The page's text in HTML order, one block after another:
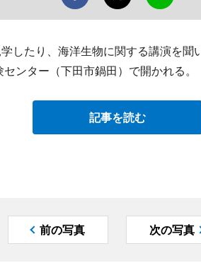
したり、海洋生物に関する講演を聞
ンター（下田市鍋田）で開かれる。
記事を読む
前の写真 次の写真